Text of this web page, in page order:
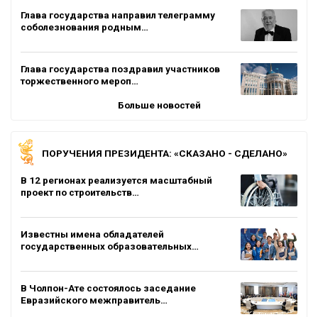
Глава государства направил телеграмму
соболезнования родным…
Глава государства поздравил участников
торжественного мероп…
Больше новостей
ПОРУЧЕНИЯ ПРЕЗИДЕНТА: «СКАЗАНО - СДЕЛАНО»
В 12 регионах реализуется масштабный
проект по строительств…
Известны имена обладателей
государственных образовательных…
В Чолпон-Ате состоялось заседание
Евразийского межправитель…